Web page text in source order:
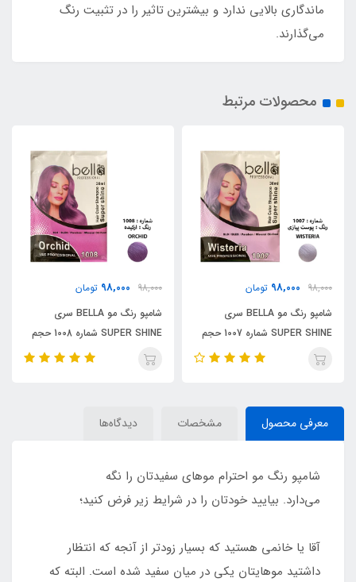
ماندگاری بالایی ندارد و بیشترین تاثیر را در تثبیت رنگ
می‌گذارند.
محصولات مرتبط
98,000
98,000 تومان
شامپو رنگ مو BELLA سری
SUPER SHINE شماره 1007 حجم
30 میلی لیتر رنگ پوست پیازی
98,000
98,000 تومان
شامپو رنگ مو BELLA سری
SUPER SHINE شماره 1008 حجم
30 میلی لیتر رنگ ارکیده
معرفی محصول مشخصات دیدگاه‌ها
شامپو رنگ مو احترام موهای سفیدتان را نگه
می‌دارد. بیایید خودتان را در شرایط زیر فرض کنید؛
آقا یا خانمی هستید که بسیار زودتر از آنجه که انتظار
داشتید موهایتان یکی در میان سفید شده است. البته که